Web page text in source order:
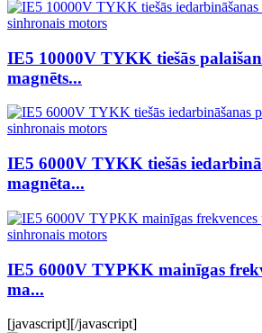
IE5 10000V TYKK tiešās
magnēts...
IE5 6000V TYKK tiešās
magnēta...
IE5 6000V TYPKK mainīgas
ma...
[javascript][/javascript]